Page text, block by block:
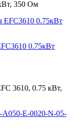
350 Ом
0.75кВт
3610, 0.75 кВт,